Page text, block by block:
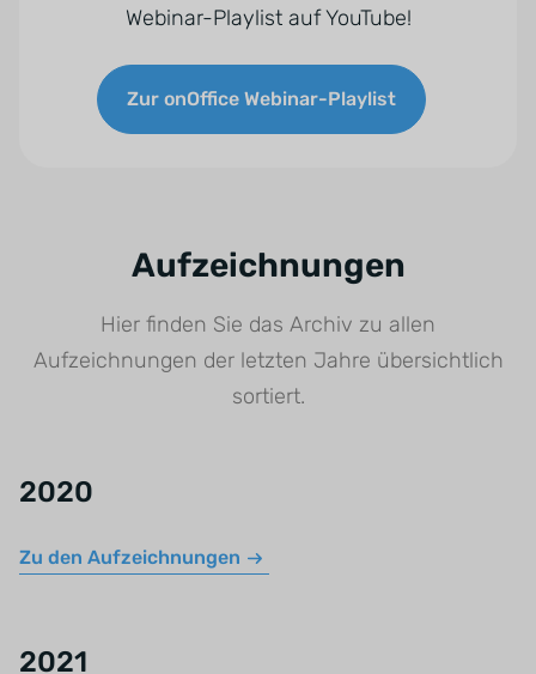
Webinar-Playlist auf YouTube!
Zur onOffice Webinar-Playlist
Aufzeichnungen
Hier finden Sie das Archiv zu allen
Aufzeichnungen der letzten Jahre übersichtlich
sortiert.
2020
Zu den Aufzeichnungen
2021